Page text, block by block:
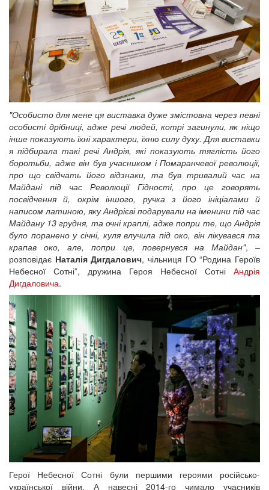
"Особисто для мене ця виставка дуже змістовна через певні
особисті дрібниці, адже речі людей, котрі загинули, як ніщо
інше показують їхні характери, їхню силу духу. Для виставки
я підбирала такі речі Андрія, які показують тяглість його
боротьби, адже він був учасником і Помаранчевої революції,
про що свідчать його відзнаки, та був тривалий час на
Майдані під час Революції Гідності, про це говорять
посвідчення й, окрім іншого, ручка з його ініціалами й
написом латиною, яку Андрієві подарували на іменини під час
Майдану 13 грудня, та очні краплі, адже попри те, що Андрія
було поранено у січні, куля влучила під око, він лікувався та
крапав око, але, попри це, повернувся на Майдан", –
розповідає Наталія Дигдалович, чільниця ГО “Родина Героїв
Небесної Сотні”, дружина Героя Небесної Сотні Андрія
Дигдаловича.
Герої Небесної Сотні були першими героями російсько-
української війни. А навесні 2014-го чимало учасників